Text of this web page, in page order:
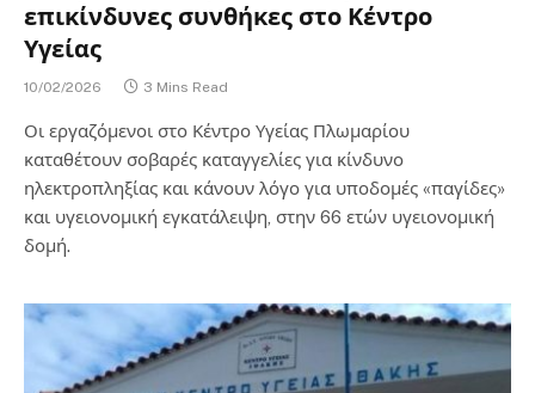
επικίνδυνες συνθήκες στο Κέντρο
Υγείας
10/02/2026 3 Mins Read
Οι εργαζόμενοι στο Κέντρο Υγείας Πλωμαρίου
καταθέτουν σοβαρές καταγγελίες για κίνδυνο
ηλεκτροπληξίας και κάνουν λόγο για υποδομές «παγίδες»
και υγειονομική εγκατάλειψη, στην 66 ετών υγειονομική
δομή.